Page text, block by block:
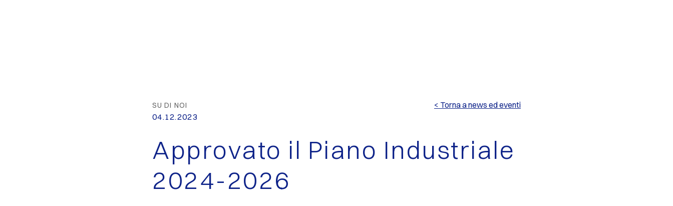
SU DI NOI
04.12.2023
< Torna a news ed eventi
Approvato il Piano Industriale
2024-2026